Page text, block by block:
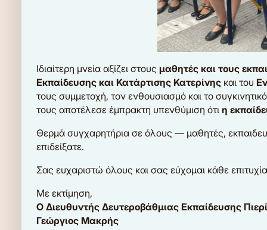
Ιδιαίτερη μνεία αξίζει στους μαθητές και τους
Εκπαίδευσης και Κατάρτισης Κατερίνηςκαι του
τους συμμετοχή, τον ενθουσιασμό και το
τους αποτέλεσε έμπρακτη υπενθύμιση ότι η
Θερμά συγχαρητήρια σε όλους — μαθητές,
επιδείξατε.
Σας ευχαριστώ όλους και σας εύχομαι κάθε
Με εκτίμηση,
Ο Διευθυντής Δευτεροβάθμιας Εκπαίδευσης
Γεώργιος Μακρής